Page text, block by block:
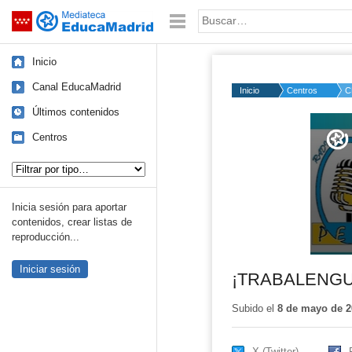
Saltar navegación Palabra o frase:
Inicio
Canal EducaMadrid
Últimos contenidos
Centros
Inicia sesión para aportar
contenidos, crear listas de
reproducción...
Iniciar sesión
Inicio Centros
50%
Subido el 8 de mayo de